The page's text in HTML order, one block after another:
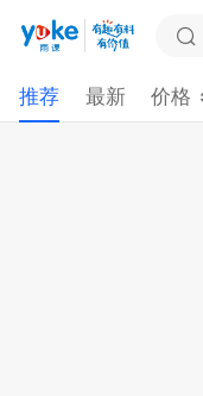
推荐 最新 价格